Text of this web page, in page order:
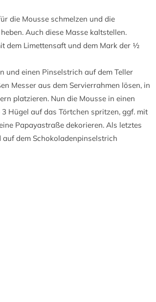
die Mousse schmelzen und die
Auch diese Masse kaltstellen.
dem Limettensaft und dem Mark der ½
und einen Pinselstrich auf dem Teller
Messer aus dem Servierrahmen lösen, in
platzieren. Nun die Mousse in einen
Hügel auf das Törtchen spritzen, ggf. mit
Papayastraße dekorieren. Als letztes
dem Schokoladenpinselstrich